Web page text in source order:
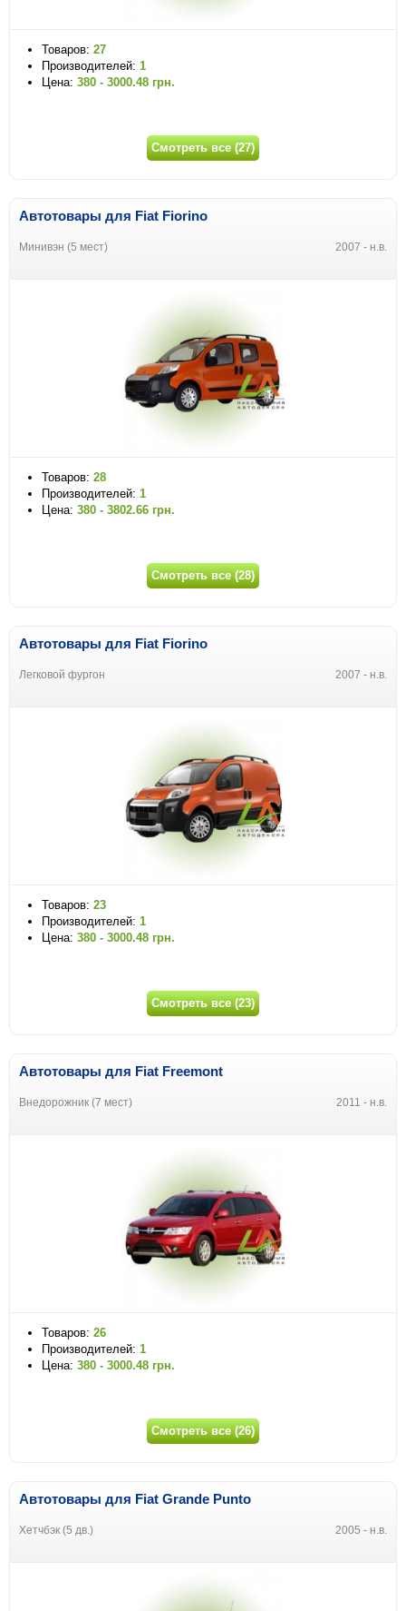
Товаров: 27
Производителей: 1
Цена: 380 - 3000.48 грн.
Смотреть все (27)
Автотовары для Fiat Fiorino
Минивэн (5 мест) 2007 - н.в.
Товаров: 28
Производителей: 1
Цена: 380 - 3802.66 грн.
Смотреть все (28)
Автотовары для Fiat Fiorino
Легковой фургон 2007 - н.в.
Товаров: 23
Производителей: 1
Цена: 380 - 3000.48 грн.
Смотреть все (23)
Автотовары для Fiat Freemont
Внедорожник (7 мест) 2011 - н.в.
Товаров: 26
Производителей: 1
Цена: 380 - 3000.48 грн.
Смотреть все (26)
Автотовары для Fiat Grande Punto
Хетчбэк (5 дв.) 2005 - н.в.